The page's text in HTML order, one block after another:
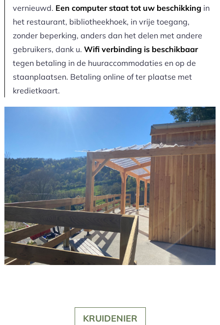
vernieuwd. Een computer staat tot uw beschikking in
het restaurant, bibliotheekhoek, in vrije toegang,
zonder beperking, anders dan het delen met andere
gebruikers, dank u. Wifi verbinding is beschikbaar
tegen betaling in de huuraccommodaties en op de
staanplaatsen. Betaling online of ter plaatse met
kredietkaart.
KRUIDENIER